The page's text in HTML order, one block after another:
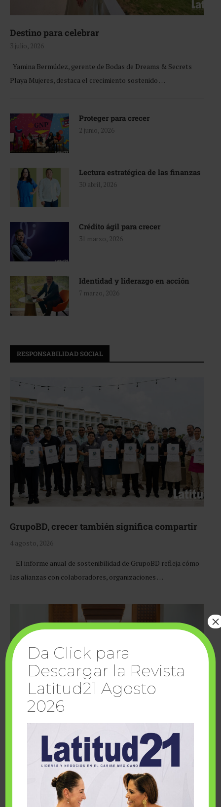
Destino para celebrar
3 julio, 2026
Yamina Bermúdez, gerente de Bodas de Dreams & Secrets
Playa Mujeres, destaca el crecimiento sostenido …
Proteger para crecer
2 junio, 2026
Lectura estratégica de las finanzas
30 abril, 2026
Crédito ágil para crecer
31 marzo, 2026
Identidad y liderazgo en acción
7 marzo, 2026
RESPONSABILIDAD SOCIAL
GrupoBD, crecer también significa compartir
4 agosto, 2026
El informe anual de sostenibilidad de GrupoBD refleja cómo
las alianzas con colaboradores, organizaciones …
Cuando la solidaridad inspira; cumplen
sueños Fairmont Mayakoba y Make-A-Wish
Da Click para
Descargar la Revista
Latitud21 Agosto
2026
×